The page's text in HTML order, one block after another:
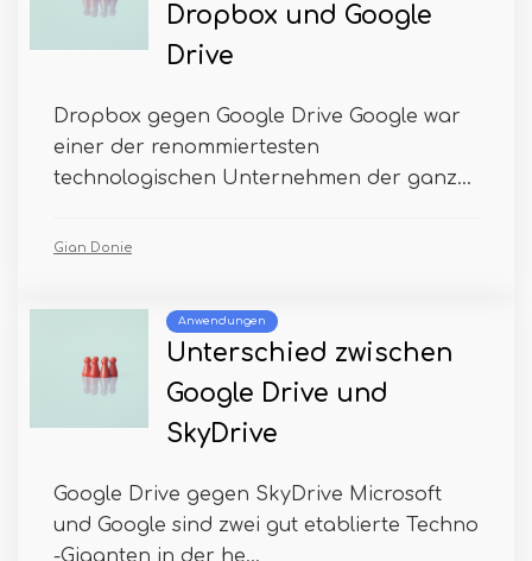
Dropbox und Google
Drive
Dropbox gegen Google Drive Google war
einer der renommiertesten
technologischen Unternehmen der ganz...
Gian Donie
Anwendungen
Unterschied zwischen
Google Drive und
SkyDrive
Google Drive gegen SkyDrive Microsoft
und Google sind zwei gut etablierte Techno
-Giganten in der he...